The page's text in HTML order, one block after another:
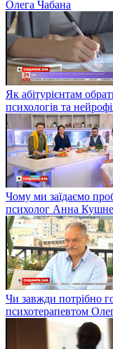
Олега Чабана
Як абітурієнтам
психологів та
Чому ми заїдаємо
психолог Анна
Чи завжди потрібно
психотерапевтом